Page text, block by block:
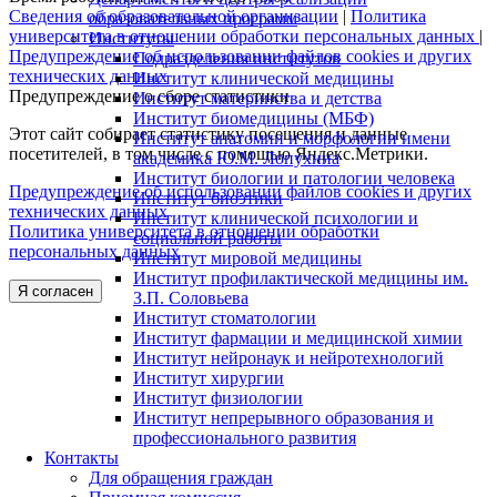
образовательных программ
Институты
Подразделения институтов
Институт клинической медицины
Институт материнства и детства
Институт биомедицины (МБФ)
Институт анатомии и морфологии имени
академика Ю.М. Лопухина
Институт биологии и патологии человека
Институт биоэтики
Институт клинической психологии и
социальной работы
Институт мировой медицины
Институт профилактической медицины им.
З.П. Соловьева
Институт стоматологии
Институт фармации и медицинской химии
Институт нейронаук и нейротехнологий
Институт хирургии
Институт физиологии
Институт непрерывного образования и
профессионального развития
Контакты
Для обращения граждан
Сведения об образовательной организации | Политика
университета в отношении обработки персональных данных |
Предупреждение об использовании файлов cookies и других
технических данных
Предупреждение о сборе статистики
Этот сайт собирает статистику посещения и данные
посетителей, в том числе с помощью Яндекс.Метрики.
Предупреждение об использовании файлов cookies и других
технических данных
Политика университета в отношении обработки
персональных данных
Я согласен